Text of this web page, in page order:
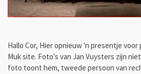
Hallo Cor, Hier opnieuw 'n presentje voor
Muk site. Foto's van Jan Vuysters zijn
foto toont hem, tweede persoon van